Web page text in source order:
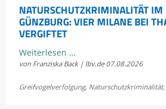
NATURSCHUTZKRIMINALITÄT
GÜNZBURG: VIER MILANE BEI
VERGIFTET
Weiterlesen …Naturschutzkriminalität
im
Günzburg:
von Franziska Back | lbv.de 07.08.2026
Greifvogelverfolgung, Naturschutzkriminalität,